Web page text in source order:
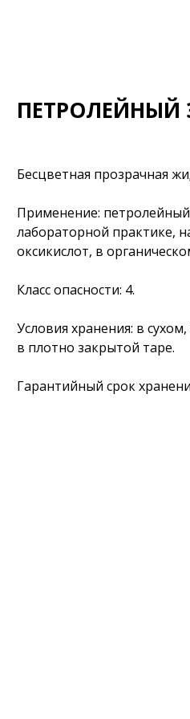
ПЕТРОЛЕЙНЫЙ
Бесцветная прозрачная
Применение:
лабораторной практике,
оксикислот, в
Класс опасности: 4.
Условия хранения: в
в плотно закрытой таре.
Гарантийный срок